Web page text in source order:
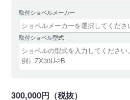
取付ショベルメーカー
取付ショベル型式
300,000円（税抜）